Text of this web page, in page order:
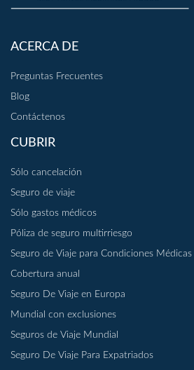
ACERCA DE
Preguntas Frecuentes
Blog
Contáctenos
CUBRIR
Sólo cancelación
Seguro de viaje
Sólo gastos médicos
Póliza de seguro multirriesgo
Seguro de Viaje para Condiciones
Cobertura anual
Seguro De Viaje en Europa
Mundial con exclusiones
Seguros de Viaje Mundial
Seguro De Viaje Para Expatriados